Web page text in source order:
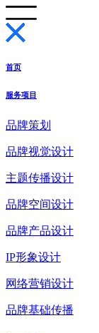
首页
服务项目
品牌策划
品牌视觉设计
主题传播设计
品牌空间设计
品牌产品设计
IP形象设计
网络营销设计
品牌基础传播